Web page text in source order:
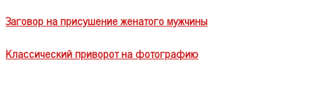
Заговор на присушение женатого мужчины
Классический приворот на фотографию